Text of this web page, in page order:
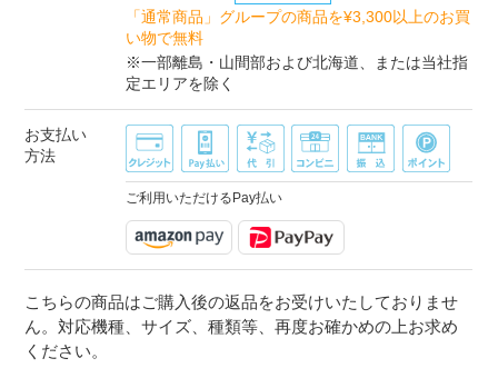
「通常商品」グループの商品を¥3,300以上のお買
い物で無料
※一部離島・山間部および北海道、または当社指
定エリアを除く
お支払い
方法
ご利用いただけるPay払い
こちらの商品はご購入後の返品をお受けいたしておりませ
ん。対応機種、サイズ、種類等、再度お確かめの上お求め
ください。